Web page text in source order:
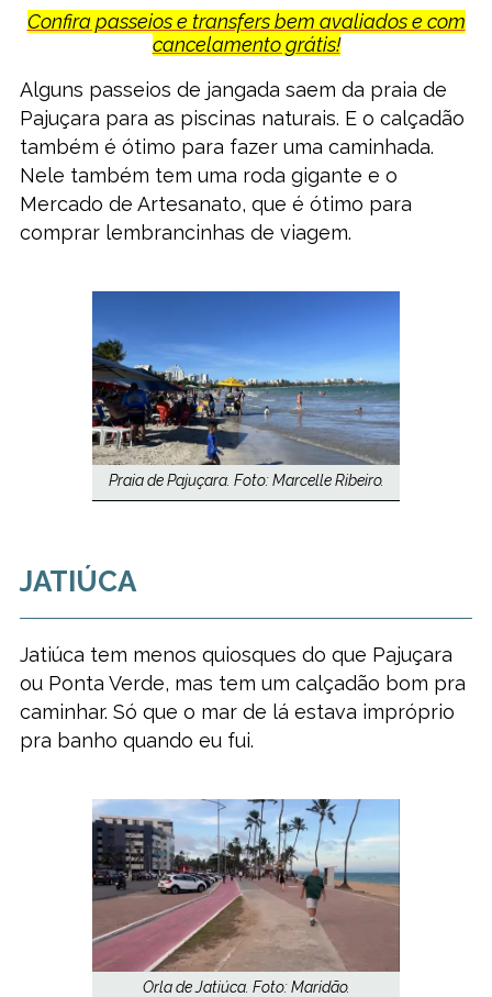
Confira passeios e transfers bem avaliados e com
cancelamento grátis!
Alguns passeios de jangada saem da praia de
Pajuçara para as piscinas naturais. E o calçadão
também é ótimo para fazer uma caminhada.
Nele também tem uma roda gigante e o
Mercado de Artesanato, que é ótimo para
comprar lembrancinhas de viagem.
Praia de Pajuçara. Foto: Marcelle Ribeiro.
JATIÚCA
Jatiúca tem menos quiosques do que Pajuçara
ou Ponta Verde, mas tem um calçadão bom pra
caminhar. Só que o mar de lá estava impróprio
pra banho quando eu fui.
Orla de Jatiúca. Foto: Maridão.